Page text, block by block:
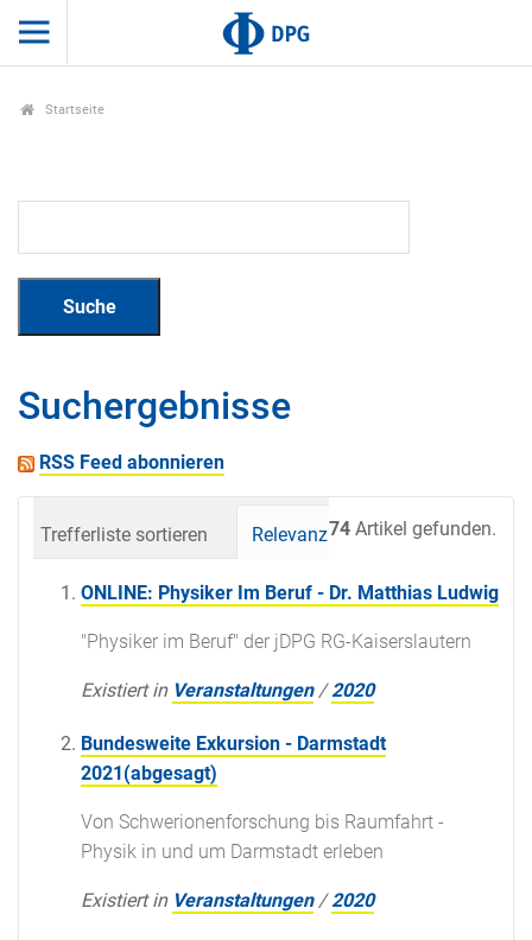
Startseite
Suchergebnisse
RSS Feed abonnieren
74 Artikel gefunden.
Trefferliste sortieren Relevanz Datum
ONLINE: Physiker Im Beruf - Dr. Matthias Ludwig
"Physiker im Beruf" der jDPG RG-Kaiserslautern
Existiert in Veranstaltungen /2020
Bundesweite Exkursion - Darmstadt
2021(abgesagt)
Von Schwerionenforschung bis Raumfahrt -
Physik in und um Darmstadt erleben
Existiert in Veranstaltungen /2020